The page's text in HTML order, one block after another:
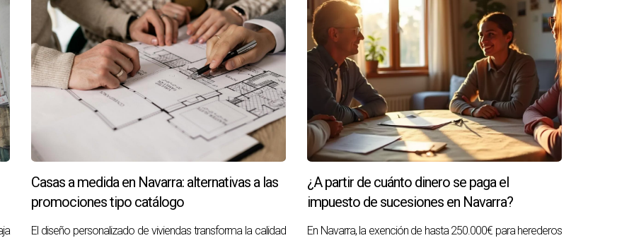
habitual o necesitas asesoría específica sobre cuestiones fiscales en Navarra, estoy aquí para
al +34644648738. Soy Arantza Gómez, experta en temas inmobiliarios en Navarra, lista para resolver tus
un vídeo de YouTube.
si detectas algún detalle que no sea del todo preciso o que consideres importante revisar estaré encantada de
Gracias.Casas a medida en Navarra: alternativas a las
promociones tipo catálogo
El diseño personalizado de viviendas transforma la calidad
¿A partir de cuánto dinero se paga el
impuesto de sucesiones en Navarra?
En Navarra, la exención de hasta 250.000€ para herederos